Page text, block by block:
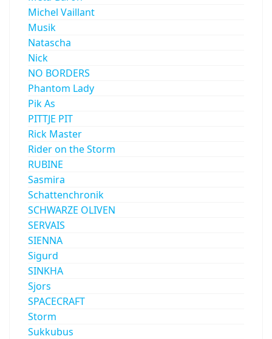
Michel Vaillant
Musik
Natascha
Nick
NO BORDERS
Phantom Lady
Pik As
PITTJE PIT
Rick Master
Rider on the Storm
RUBINE
Sasmira
Schattenchronik
SCHWARZE OLIVEN
SERVAIS
SIENNA
Sigurd
SINKHA
Sjors
SPACECRAFT
Storm
Sukkubus